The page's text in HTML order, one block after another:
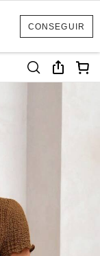
CONSEGUIR